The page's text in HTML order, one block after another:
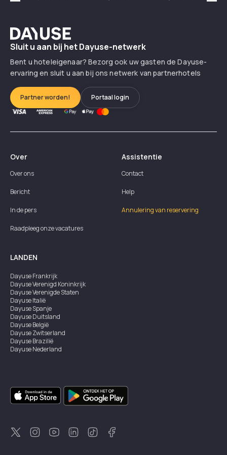
Dayuse
Sluit u aan bij het Dayuse-netwerk
Bent u hoteleigenaar? Bezorg ook uw gasten de Dayuse-
ervaring en sluit u aan bij ons netwerk van partnerhotels
Partner worden! Portaal login
Over
Over ons
Bericht
In de pers
Raadpleeg onze vacatures
Assistentie
Contact
Help
Annulering van reservering
LANDEN
DayuseFrankrijk
DayuseVerenigd Koninkrijk
DayuseVerenigde Staten
DayuseItalië
DayuseSpanje
DayuseDuitsland
DayuseBelgië
DayuseZwitserland
DayuseBrazilië
DayuseNederland
DayuseCanada
DayuseSingapore
DayuseZweden
DayuseKorea
DayuseNieuw-Zeeland